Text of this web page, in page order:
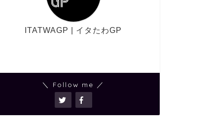
ITATWAGP | イタたわGP
＼ Follow me ／